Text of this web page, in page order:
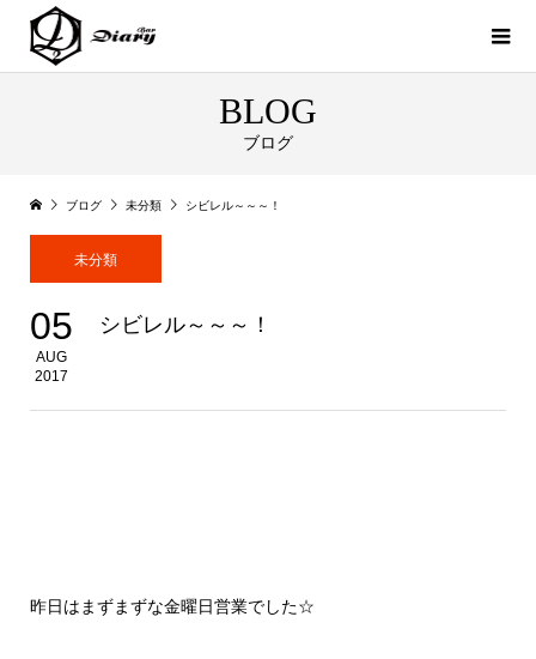
BLOG
ブログ
ブログ 未分類 シビレル～～～！
未分類
05
AUG
2017
シビレル～～～！
昨日はまずまずな金曜日営業でした☆